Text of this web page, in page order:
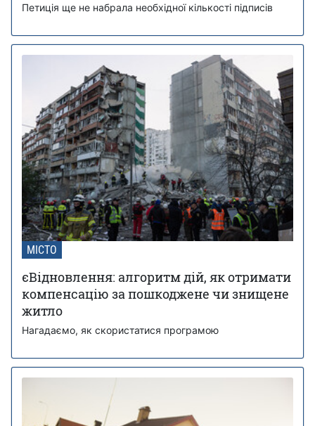
Петиція ще не набрала необхідної кількості підписів
МІСТО
єВідновлення: алгоритм дій, як отримати
компенсацію за пошкоджене чи знищене
житло
Нагадаємо, як скористатися програмою